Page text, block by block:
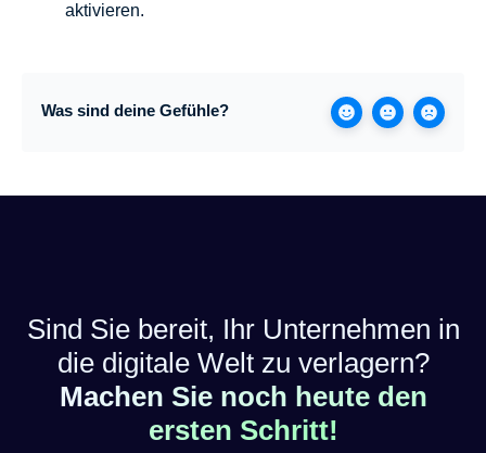
aktivieren.
Was sind deine Gefühle?
Sind Sie bereit, Ihr Unternehmen in
die digitale Welt zu verlagern?
Machen Sie noch heute den
ersten Schritt!